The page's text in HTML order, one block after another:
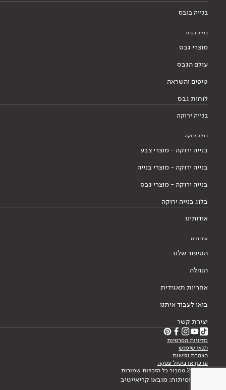
בנייה בגבס
בנייה בגבס
מוצרי גבס
עולם הגבס
טיפים והשראה
לוחות גבס
בנייה ירוקה
בנייה ירוקה
בנייה ירוקה - מוצרי צבע
בנייה ירוקה - מוצרי בנייה
בנייה ירוקה - מוצרי גבס
בלוג בנייה ירוקה
אודותינו
אודותינו
הסיפור שלנו
הנהלה
אחריות תאגידית
בואו לעבוד איתנו
יצירת קשר
מדיניות הפרטיות
תנאי שימוש
הצהרת נגישות
עדכון או ביטול עסקה
© 2026 טמבור כל הזכויות שמורות
עיצוב ופיתוח: מובאו קריאייטיב